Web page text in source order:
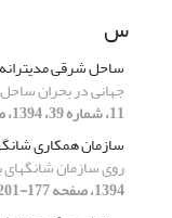
س
ساحل شرقی
جهانی در بحران
11، شماره 39، 1394، صفحه 205-231]
سازمان همکاری
روی سازمان شانگهای
1394، صفحه 177-201]